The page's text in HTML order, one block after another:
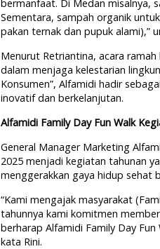
bermanfaat. Di Medan misalnya,
Sementara, sampah organik
pakan ternak dan pupuk alami),”
Menurut Retriantina, acara
dalam menjaga kelestarian
Konsumen”, Alfamidi hadir
inovatif dan berkelanjutan.
Alfamidi Family Day Fun Walk
General Manager Marketing
2025 menjadi kegiatan tahunan
menggerakkan gaya hidup sehat
“Kami mengajak masyarakat
tahunnya kami komitmen
berharap Alfamidi Family Day
kata Rini.